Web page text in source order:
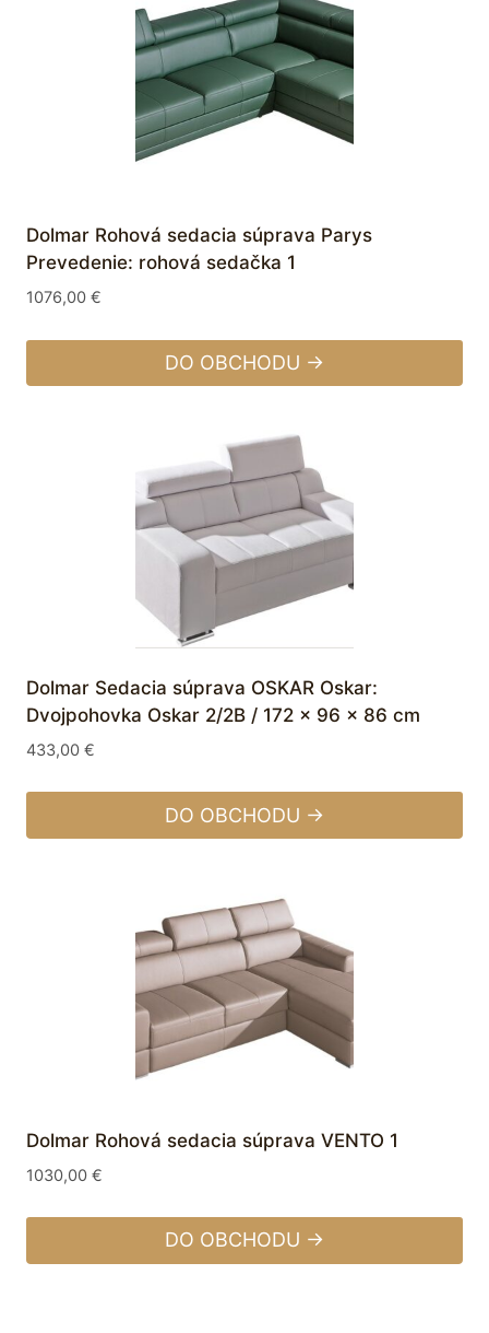
Dolmar Rohová sedacia súprava Parys
Prevedenie: rohová sedačka 1
1076,00 €
DO OBCHODU →
Dolmar Sedacia súprava OSKAR Oskar:
Dvojpohovka Oskar 2/2B / 172 x 96 x 86 cm
433,00 €
DO OBCHODU →
Dolmar Rohová sedacia súprava VENTO 1
1030,00 €
DO OBCHODU →